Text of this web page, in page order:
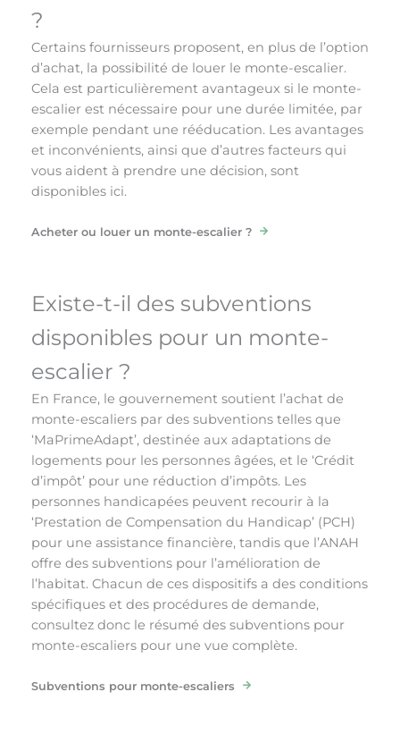
?
Certains fournisseurs proposent, en plus de l’option
d’achat, la possibilité de louer le monte-escalier.
Cela est particulièrement avantageux si le monte-
escalier est nécessaire pour une durée limitée, par
exemple pendant une rééducation. Les avantages
et inconvénients, ainsi que d’autres facteurs qui
vous aident à prendre une décision, sont
disponibles ici.
Acheter ou louer un monte-escalier ?
Existe-t-il des subventions
disponibles pour un monte-
escalier ?
En France, le gouvernement soutient l’achat de
monte-escaliers par des subventions telles que
‘MaPrimeAdapt’, destinée aux adaptations de
logements pour les personnes âgées, et le ‘Crédit
d’impôt’ pour une réduction d’impôts. Les
personnes handicapées peuvent recourir à la
‘Prestation de Compensation du Handicap’ (PCH)
pour une assistance financière, tandis que l’ANAH
offre des subventions pour l’amélioration de
l’habitat. Chacun de ces dispositifs a des conditions
spécifiques et des procédures de demande,
consultez donc le résumé des subventions pour
monte-escaliers pour une vue complète.
Subventions pour monte-escaliers